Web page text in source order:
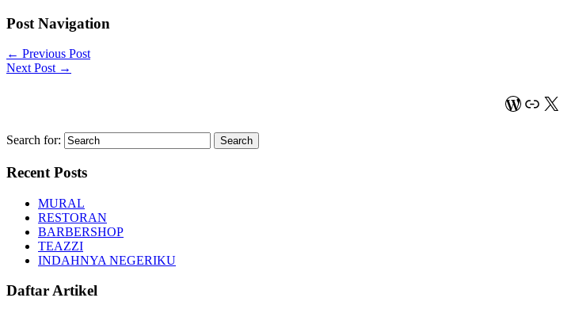
Post Navigation
← Previous Post
Next Post →
WordPress
Link
X
Search for:
Recent Posts
MURAL
RESTORAN
BARBERSHOP
TEAZZI
INDAHNYA NEGERIKU
Daftar Artikel